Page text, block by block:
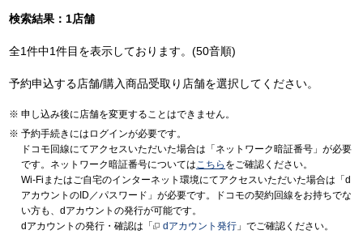
検索結果：1店舗
全1件中1件目を表示しております。(50音順)
予約申込する店舗/購入商品受取り店舗を選択してください。
申し込み後に店舗を変更することはできません。
予約手続きにはログインが必要です。
ドコモ回線にてアクセスいただいた場合は「ネットワーク暗証番号」が必要
です。ネットワーク暗証番号についてはこちら をご確認ください。
Wi-Fiまたはご自宅のインターネット環境にてアクセスいただいた場合は「d
アカウントのID／パスワード」が必要です。ドコモの契約回線をお持ちでな
い方も、dアカウントの発行が可能です。
dアカウントの発行・確認は「
dアカウント発行 」でご確認ください。